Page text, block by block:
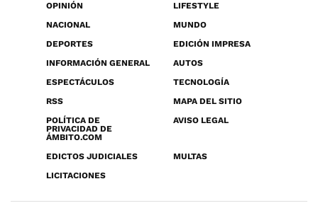
OPINIÓN
LIFESTYLE
NACIONAL
MUNDO
DEPORTES
EDICIÓN IMPRESA
INFORMACIÓN GENERAL
AUTOS
ESPECTÁCULOS
TECNOLOGÍA
RSS
MAPA DEL SITIO
POLÍTICA DE
PRIVACIDAD DE
ÁMBITO.COM
AVISO LEGAL
EDICTOS JUDICIALES
MULTAS
LICITACIONES